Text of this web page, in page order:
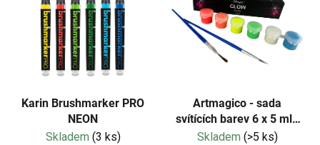
Karin Brushmarker PRO
NEON
Skladem (3 ks)
Artmagico - sada
svítících barev 6 x 5 ml -
neonové odstíny
Skladem (>5 ks)